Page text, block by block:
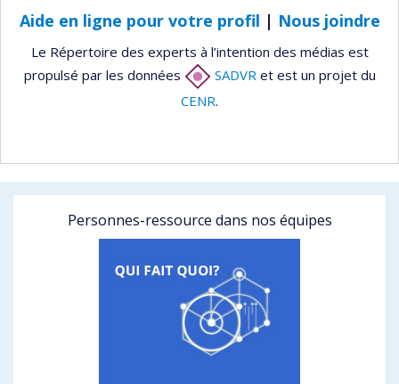
Aide en ligne pour votre profil | Nous joindre
Le Répertoire des experts à l’intention des médias est
propulsé par les données
SADVR et est un projet du
CENR.
Personnes-ressource dans nos équipes